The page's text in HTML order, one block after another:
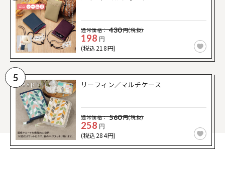
通常価格： 430円(税抜)
198 円
(税込218円)
5
リーフィン／マルチケース
通常価格： 560円(税抜)
258 円
(税込284円)